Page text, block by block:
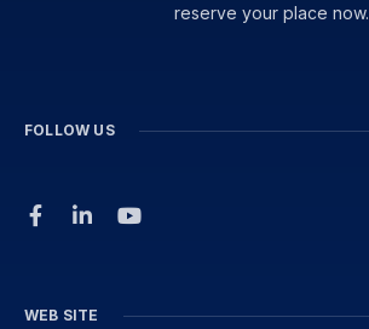
reserve your place now.
FOLLOW US
WEB SITE